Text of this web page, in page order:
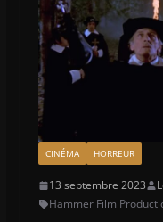
CINÉMA HORREUR
13 septembre 2023
Hammer Film